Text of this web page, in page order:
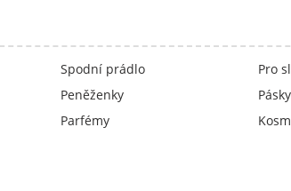
Spodní prádlo
Pro
Peněženky
Pásky
Parfémy